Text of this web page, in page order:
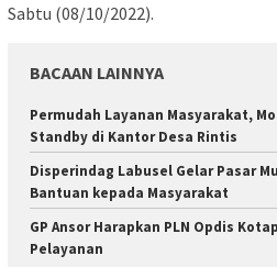
Sabtu (08/10/2022).
BACAAN LAINNYA
Permudah Layanan Masyarakat,
Standby di Kantor Desa Rintis
Disperindag Labusel Gelar Pasar
Bantuan kepada Masyarakat
GP Ansor Harapkan PLN Opdis
Pelayanan